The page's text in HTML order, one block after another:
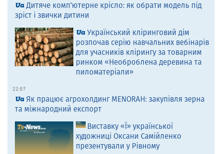
Дитяче комп’ютерне крісло: як обрати модель під
зріст і звички дитини
Український кліринговий дім
розпочав серію навчальних вебінарів
для учасників клірингу за товарним
ринком «Необроблена деревина та
пиломатеріали»
22:07
Як працює агрохолдинг MENORAH: закупівля зерна
та міжнародний експорт
Виставку «Ї» української
художниці Оксани Самійленко
презентували у Рівному